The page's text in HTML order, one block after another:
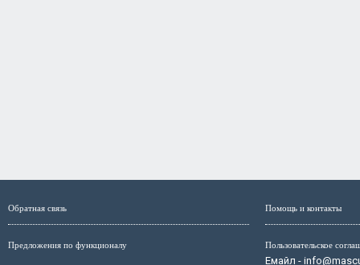
Обратная связь
Предложения по функционалу
Помощь и контакты
Пользовательское
Емайл -